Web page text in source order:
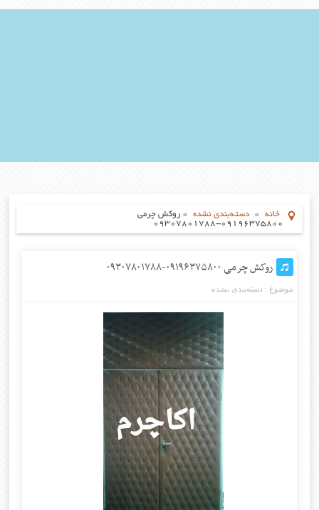
خانه » دسته‌بندی نشده » روکش چرمی
۰۹۱۹۶۳۷۵۸۰۰-۰۹۳۰۷۸۰۱۷۸۸
روکش چرمی ۰۹۱۹۶۳۷۵۸۰۰-۰۹۳۰۷۸۰۱۷۸۸
موضوع : دسته‌بندی نشده